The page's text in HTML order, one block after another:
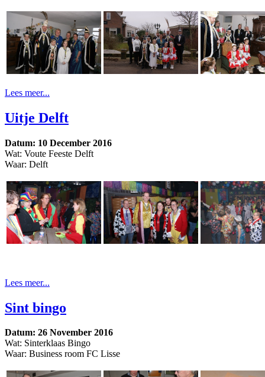
Lees meer...
Uitje Delft
Datum: 10 December 2016
Wat: Voute Feeste Delft
Waar: Delft
Lees meer...
Sint bingo
Datum: 26 November 2016
Wat: Sinterklaas Bingo
Waar: Business room FC Lisse